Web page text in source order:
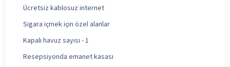
Ücretsiz kablosuz internet
Sigara içmek için özel alanlar
Kapalı havuz sayısı - 1
Resepsiyonda emanet kasası